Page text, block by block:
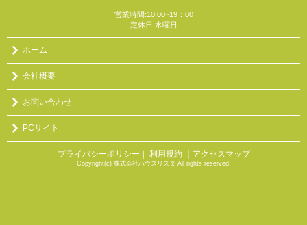
営業時間:10:00~19：00
定休日:水曜日
ホーム
会社概要
お問い合わせ
PCサイト
プライバシーポリシー ｜ 利用規約 ｜アクセスマップ
Copyright(c) 株式会社ハウスリスタ All rights reserved.